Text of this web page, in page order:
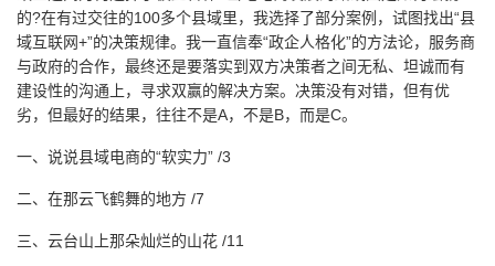
的?在有过交往的100多个县域里，我选择了部分案例，试图找出“县
域互联网+”的决策规律。我一直信奉“政企人格化”的方法论，服务商
与政府的合作，最终还是要落实到双方决策者之间无私、坦诚而有
建设性的沟通上，寻求双赢的解决方案。决策没有对错，但有优
劣，但最好的结果，往往不是A，不是B，而是C。
一、说说县域电商的“软实力” /3
二、在那云飞鹤舞的地方 /7
三、云台山上那朵灿烂的山花 /11